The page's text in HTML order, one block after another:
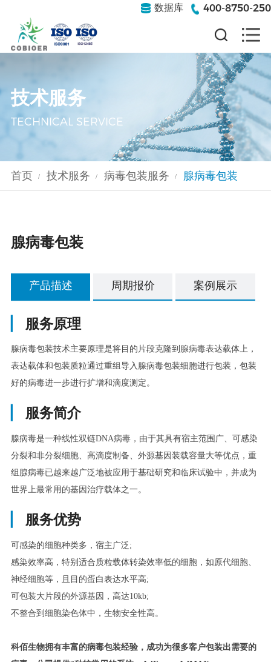
数据库 400-8750-250
技术服务
TECHNICAL SERVICE
首页 / 技术服务 / 病毒包装服务 / 腺病毒包装
腺病毒包装
产品描述 周期报价 案例展示
服务原理
腺病毒包装技术主要原理是将目的片段克隆到腺病毒表达载体上，
表达载体和包装质粒通过重组导入腺病毒包装细胞进行包装，包装
好的病毒进一步进行扩增和滴度测定。
服务简介
腺病毒是一种线性双链DNA病毒，由于其具有宿主范围广、可感染
分裂和非分裂细胞、高滴度制备、外源基因装载容量大等优点，重
组腺病毒已越来越广泛地被应用于基础研究和临床试验中，并成为
世界上最常用的基因治疗载体之一。
服务优势
可感染的细胞种类多，宿主广泛;
感染效率高，特别适合质粒载体转染效率低的细胞，如原代细胞、
神经细胞等，且目的蛋白表达水平高;
可包装大片段的外源基因，高达10kb;
不整合到细胞染色体中，生物安全性高。
科佰生物拥有丰富的病毒包装经验，成功为很多客户包装出需要的